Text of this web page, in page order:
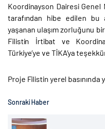
Koordinayson Dairesi Genel
tarafından hibe edilen bu
yaşanan ulaşım zorluğunu
Filistin İrtibat ve
Türkiye’ye ve TİKA’ya
Proje Filistin yerel basınında
Sonraki Haber